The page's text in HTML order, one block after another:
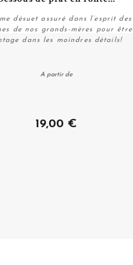
Personnaliser
désuet assuré dans l’esprit des
de nos grands-mères pour être
dans les moindres détails!
A partir de
19,00 €